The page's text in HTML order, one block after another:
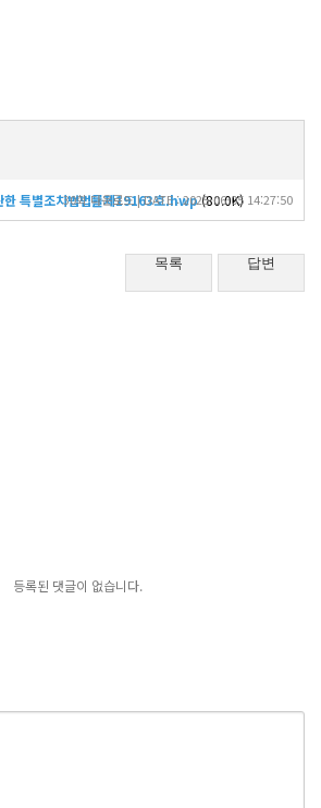
한 특별조치법법률제19163호.hwp(80.0K)
30회 다운로드 | DATE : 2025-06-05 14:27:50
목록 답변
등록된 댓글이 없습니다.